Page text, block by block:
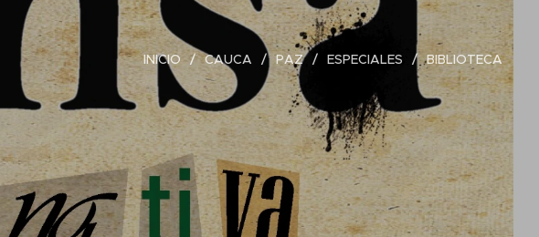
INICIO CAUCA PAZ ESPECIALES BIBLIOTECA